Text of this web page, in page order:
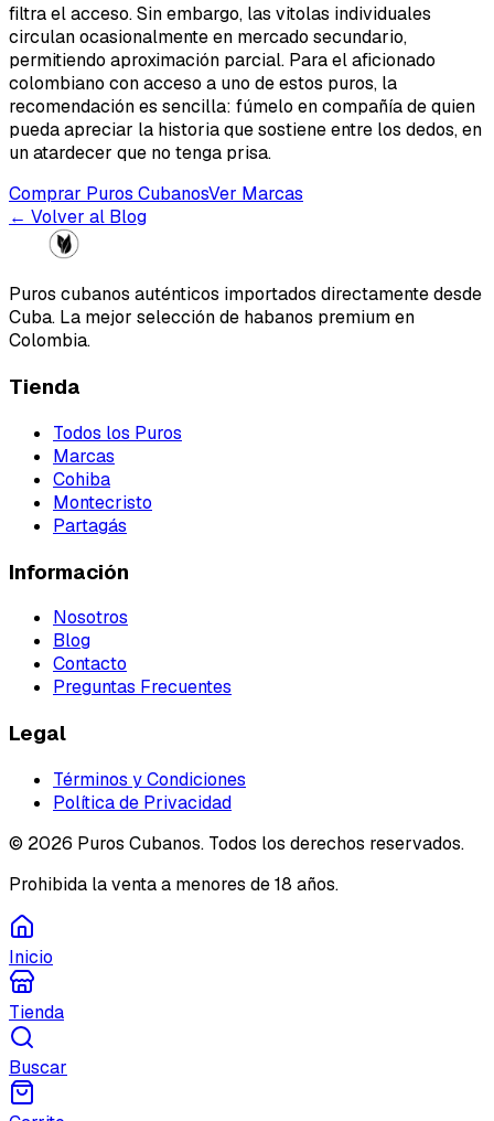
filtra el acceso. Sin embargo, las vitolas individuales
circulan ocasionalmente en mercado secundario,
permitiendo aproximación parcial. Para el aficionado
colombiano con acceso a uno de estos puros, la
recomendación es sencilla: fúmelo en compañía de quien
pueda apreciar la historia que sostiene entre los dedos, en
un atardecer que no tenga prisa.
Comprar Puros CubanosVer Marcas
← Volver al Blog
Puros cubanos auténticos importados directamente desde
Cuba. La mejor selección de habanos premium en
Colombia.
Tienda
Todos los Puros
Marcas
Cohiba
Montecristo
Partagás
Información
Nosotros
Blog
Contacto
Preguntas Frecuentes
Legal
Términos y Condiciones
Política de Privacidad
© 2026 Puros Cubanos. Todos los derechos reservados.
Prohibida la venta a menores de 18 años.
Inicio
Tienda
Buscar